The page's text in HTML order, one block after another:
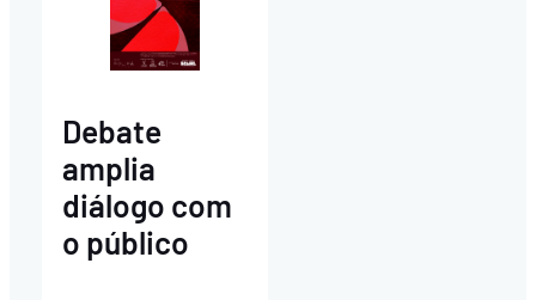
Debate
amplia
diálogo com
o público